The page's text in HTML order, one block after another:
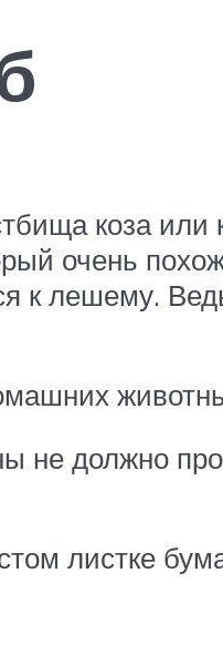
коза или
очень
к лешему.
не должно
листке